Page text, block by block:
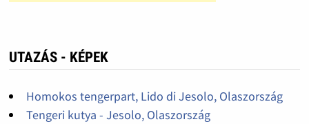
UTAZÁS - KÉPEK
Homokos tengerpart, Lido di Jesolo, Olaszország
Tengeri kutya - Jesolo, Olaszország